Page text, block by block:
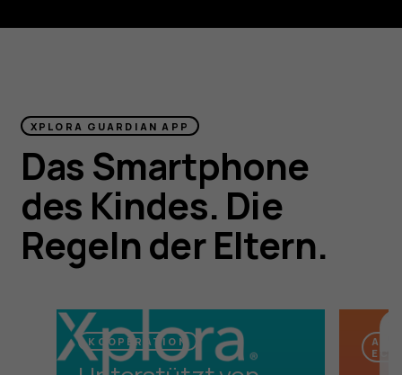
XPLORA GUARDIAN APP
Das Smartphone
des Kindes. Die
Regeln der Eltern.
KOOPERATION